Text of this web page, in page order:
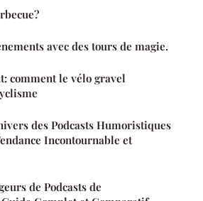
avec des tours de magie.
comment le vélo gravel
des Podcasts Humoristiques
Incontournable et
de Podcasts de